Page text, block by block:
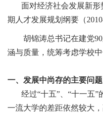
面对经济社会发展新形势
期人才发展规划纲要（
胡锦涛总书记在建党90
涵与质量，统筹考虑学校
一、发展中尚存的主要问题
经过“十五”、“十一五”
一流大学的差距依然较大